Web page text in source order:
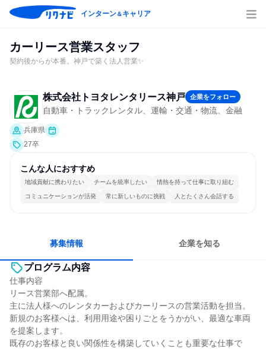
インターン＆キャリア
カーリース営業スタッフ
契約後からが本番。神戸で築く法人営業✨
株式会社トヨタレンタリース神戸 企業をフォロー
自動車・トラックレンタル、運輸・交通・物流、金融
兵庫県
27卒
こんな人におすすめ
地域貢献に携わりたい チームを統率したい 情熱を持って仕事に取り組む
コミュニケーションが活発 常に新しいものに挑戦 人とたくさん会話する
募集情報 企業を知る
プログラム内容
仕事内容
リース営業部へ配属。
主に法人様へのレンタカーおよびカーリースの営業活動を担当。
新規のお客様へは、利用用途や困りごとをうかがい、最適な車両
を提案します。
既存のお客様と良い関係性を構築していくことも重要な仕事で